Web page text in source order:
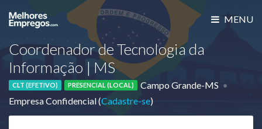
MENU
Coordenador de Tecnologia da
Informação | MS
CLT (EFETIVO) PRESENCIAL (LOCAL)
Campo Grande-MS
Empresa Confidencial (Cadastre-se)